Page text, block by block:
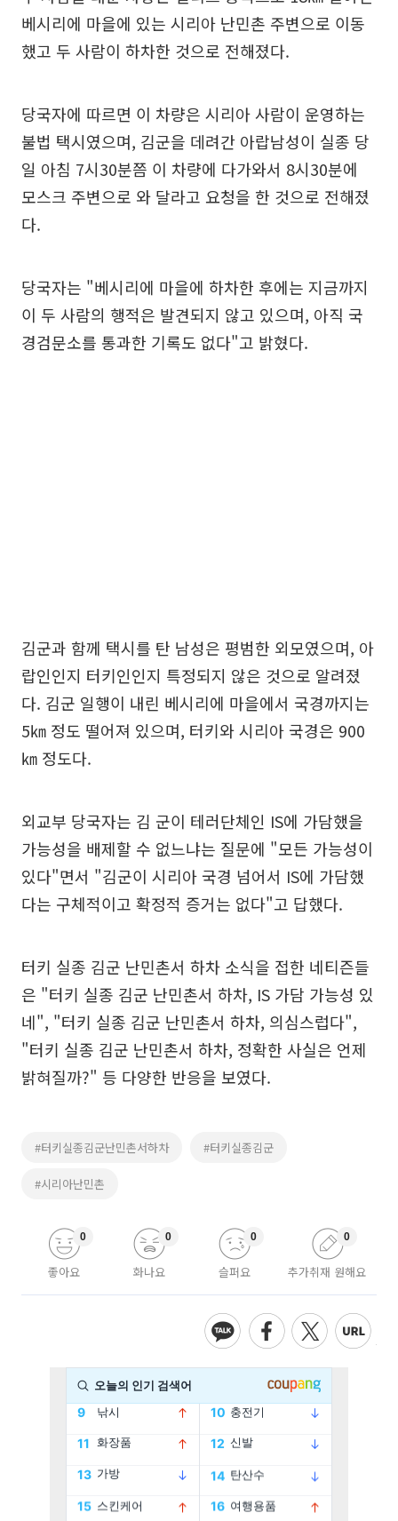
베시리에 마을에 있는 시리아 난민촌 주변으로 이동
했고 두 사람이 하차한 것으로 전해졌다.
당국자에 따르면 이 차량은 시리아 사람이 운영하는
불법 택시였으며, 김군을 데려간 아랍남성이 실종 당
일 아침 7시30분쯤 이 차량에 다가와서 8시30분에
모스크 주변으로 와 달라고 요청을 한 것으로 전해졌
다.
당국자는 "베시리에 마을에 하차한 후에는 지금까지
이 두 사람의 행적은 발견되지 않고 있으며, 아직 국
경검문소를 통과한 기록도 없다"고 밝혔다.
김군과 함께 택시를 탄 남성은 평범한 외모였으며, 아
랍인인지 터키인인지 특정되지 않은 것으로 알려졌
다. 김군 일행이 내린 베시리에 마을에서 국경까지는
5㎞ 정도 떨어져 있으며, 터키와 시리아 국경은 900
㎞ 정도다.
외교부 당국자는 김 군이 테러단체인 IS에 가담했을
가능성을 배제할 수 없느냐는 질문에 "모든 가능성이
있다"면서 "김군이 시리아 국경 넘어서 IS에 가담했
다는 구체적이고 확정적 증거는 없다"고 답했다.
터키 실종 김군 난민촌서 하차 소식을 접한 네티즌들
은 "터키 실종 김군 난민촌서 하차, IS 가담 가능성 있
네", "터키 실종 김군 난민촌서 하차, 의심스럽다",
"터키 실종 김군 난민촌서 하차, 정확한 사실은 언제
밝혀질까?" 등 다양한 반응을 보였다.
#터키실종김군난민촌서하차 #터키실종김군
#시리아난민촌
좋아요
0
화나요
0
슬퍼요
0
추가취재 원해요
0